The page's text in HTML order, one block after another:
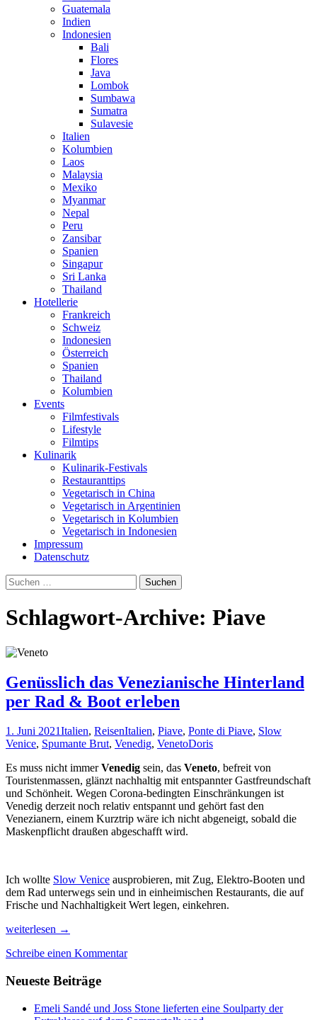
Guatemala
Indien
Indonesien
Bali
Flores
Java
Lombok
Sumbawa
Sumatra
Sulavesie
Italien
Kolumbien
Laos
Malaysia
Mexiko
Myanmar
Nepal
Peru
Zansibar
Spanien
Singapur
Sri Lanka
Thailand
Hotellerie
Frankreich
Schweiz
Indonesien
Österreich
Spanien
Thailand
Kolumbien
Events
Filmfestivals
Lifestyle
Filmtips
Kulinarik
Kulinarik-Festivals
Restauranttips
Vegetarisch in China
Vegetarisch in Argentinien
Vegetarisch in Kolumbien
Vegetarisch in Indonesien
Impressum
Datenschutz
Suchen
nach:
Schlagwort-Archive: Piave
Genüsslich das Venezianische Hinterland
per Rad & Boot erleben
1. Juni 2021Italien, ReisenItalien, Piave, Ponte di Piave, Slow
Venice, Spumante Brut, Venedig, VenetoDoris
Es muss nicht immerVenedig sein, das Veneto, befreit von
Touristenmassen, glänzt nachhaltig mit entspannter Gastfreundschaft
und Schönheit. Wegen Corona-bedingten Einschränkungen ist
Venedig derzeit noch relativ entspannt und gehört fast den
Venezianern, einem Kurztrip wäre ich nicht abgeneigt, sobald die
Maskenpflicht draußen abgeschafft wird.
Ich wollte Slow Venice ausprobieren, mit Zug, Elektro-Booten und
dem Rad unterwegs sein und in einheimischen Restaurants, die auf
Frische und Nachhaltigkeit Wert legen, einkehren.
Genüsslich
Venezianische
per
weiterlesen →
Schreibe einen Kommentar
Neueste Beiträge
Emeli Sandé und Joss Stone lieferten eine Soulparty der